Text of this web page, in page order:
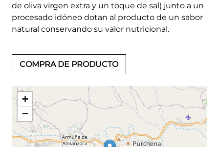
de oliva virgen extra y un toque de sal) junto a un
procesado idóneo dotan al producto de un sabor
natural conservando su valor nutricional.
COMPRA DE PRODUCTO
+
−